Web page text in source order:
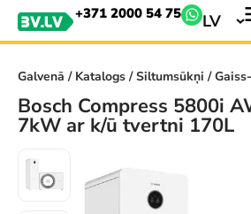
+371 2000 54 75 LV
Galvenā / Katalogs/Siltumsūkņi /
Bosch Compress 5800i
7kW ar k/ū tvertni 170L